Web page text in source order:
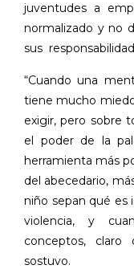
juventudes a
normalizado y no
sus
“Cuando una
tiene mucho
exigir, pero sobre
el poder de la
herramienta más
del abecedario,
niño sepan qué es
violencia, y
conceptos, claro
sostuvo.